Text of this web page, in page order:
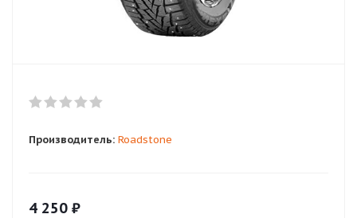
Производитель: Roadstone
4 250 ₽